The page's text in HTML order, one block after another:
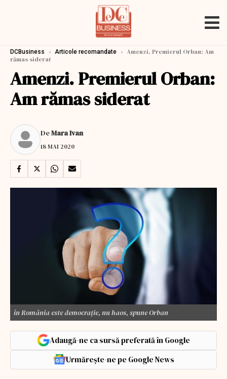
DCBusiness › Articole recomandate › Amenzi. Premierul Orban: Am
rămas siderat
Amenzi. Premierul Orban:
Am rămas siderat
DeMara Ivan
18 MAI 2020
în România este democrație, nu haos, spune Orban
Adaugă-ne ca sursă preferată în Google
Urmărește-ne pe Google News